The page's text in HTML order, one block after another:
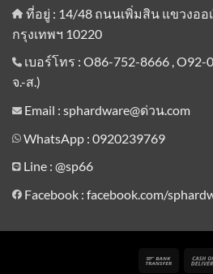
ที่อยู่ : 14/48 ถนนเพิ่มสิน แขวงออ
กรุงเทพฯ 10220
เบอร์โทร : O86-752-8666 , O92-
จ.-ส.)
Email : sphardware@ด่วน.com
WhatsApp : 0920239769
Line : @sp66
Facebook : facebook.com/
Bank